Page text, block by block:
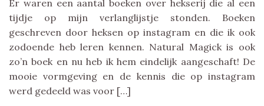
Er waren een aantal boeken over hekserij die al een
tijdje op mijn verlanglijstje stonden. Boeken
geschreven door heksen op instagram en die ik ook
zodoende heb leren kennen. Natural Magick is ook
zo’n boek en nu heb ik hem eindelijk aangeschaft! De
mooie vormgeving en de kennis die op instagram
werd gedeeld was voor […]